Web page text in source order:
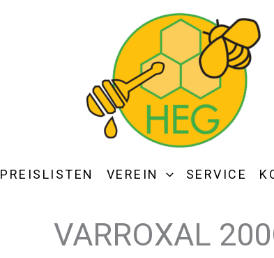
PREISLISTEN VEREIN SERVICE
VARROXAL